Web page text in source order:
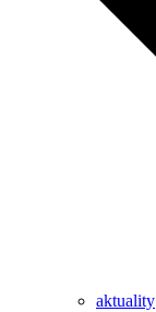
aktuality